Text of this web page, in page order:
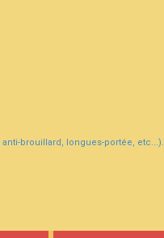
brouillard, longues-portée, etc...).